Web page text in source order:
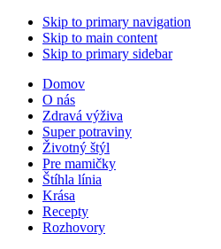
Skip to primary navigation
Skip to main content
Skip to primary sidebar
Domov
O nás
Zdravá výživa
Super potraviny
Životný štýl
Pre mamičky
Štíhla línia
Krása
Recepty
Rozhovory